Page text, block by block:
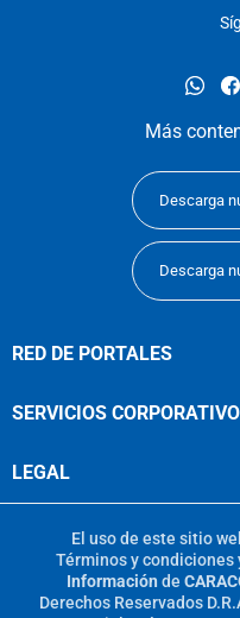
Más
Descarga
Descarga
RED DE PORTALES
SERVICIOS
LEGAL
El uso de este sitio
Términos y condiciones
Información de
Derechos Reservados